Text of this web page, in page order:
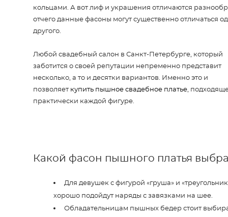
кольцами. А вот лиф и украшения отличаются
отчего данные фасоны могут существенно отличаться
другого.
Любой свадебный салон в Санкт-Петербурге, который
заботится о своей репутации непременно представит
несколько, а то и десятки вариантов. Именно это и
позволяет купить пышное свадебное платье,
практически каждой фигуре.
Какой фасон пышного платья
Для девушек с фигурой «груша» и
хорошо подойдут наряды с завязками на шее.
Обладательницам пышных бедер стоит